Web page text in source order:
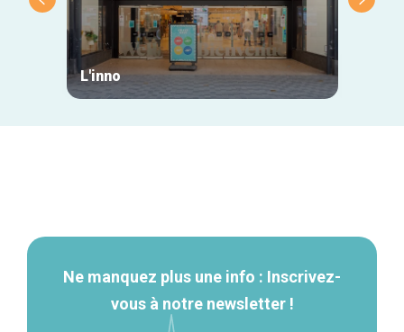
L'inno
Ne manquez plus une info : Inscrivez-
vous à notre newsletter !